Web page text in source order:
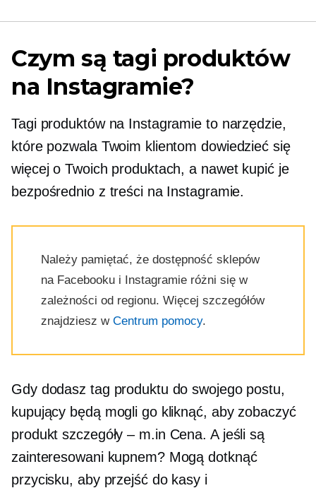
Czym są tagi produktów
na Instagramie?
Tagi produktów na Instagramie to narzędzie,
które pozwala Twoim klientom dowiedzieć się
więcej o Twoich produktach, a nawet kupić je
bezpośrednio z treści na Instagramie.
Należy pamiętać, że dostępność sklepów
na Facebooku i Instagramie różni się w
zależności od regionu. Więcej szczegółów
znajdziesz w Centrum pomocy.
Gdy dodasz tag produktu do swojego postu,
kupujący będą mogli go kliknąć, aby zobaczyć
produktszczegóły – m.in Cena. A jeśli są
zainteresowani kupnem? Mogą dotknąć
przycisku, aby przejść do kasy i